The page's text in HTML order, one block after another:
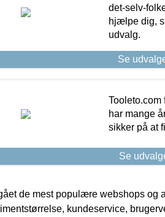
det-selv-
hjælpe dig,
udvalg.
Se
har mange
sikker på at
Se
de mest populære webshops og
kundeservice,